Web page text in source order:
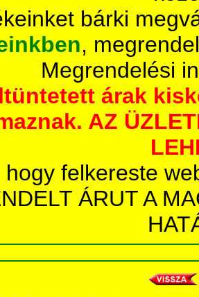
bárki
,
Megrendelési
árak
AZ
hogy felkereste
ÁRUT A